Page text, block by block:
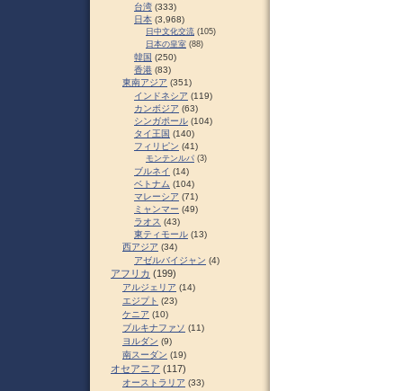
台湾 (333)
日本 (3,968)
日中文化交流 (105)
日本の皇室 (88)
韓国 (250)
香港 (83)
東南アジア (351)
インドネシア (119)
カンボジア (63)
シンガポール (104)
タイ王国 (140)
フィリピン (41)
モンテンルパ (3)
ブルネイ (14)
ベトナム (104)
マレーシア (71)
ミャンマー (49)
ラオス (43)
東ティモール (13)
西アジア (34)
アゼルバイジャン (4)
アフリカ (199)
アルジェリア (14)
エジプト (23)
ケニア (10)
ブルキナファソ (11)
ヨルダン (9)
南スーダン (19)
オセアニア (117)
オーストラリア (33)